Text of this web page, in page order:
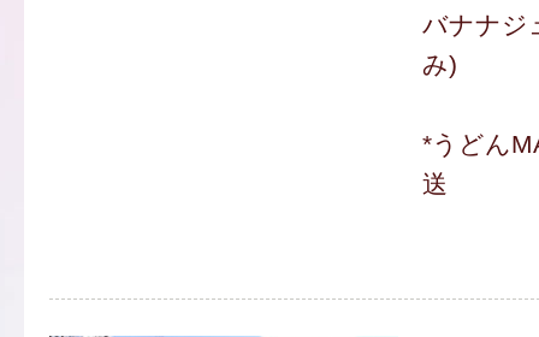
バナナジ
み)
*うどん
送